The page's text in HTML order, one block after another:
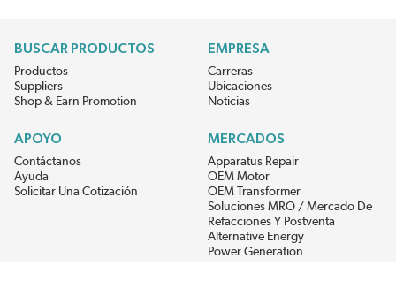
BUSCAR PRODUCTOS
Productos
Suppliers
Shop & Earn Promotion
EMPRESA
Carreras
Ubicaciones
Noticias
APOYO
Contáctanos
Ayuda
Solicitar Una Cotización
MERCADOS
Apparatus Repair
OEM Motor
OEM Transformer
Soluciones MRO / Mercado De
Refacciones Y Postventa
Alternative Energy
Power Generation